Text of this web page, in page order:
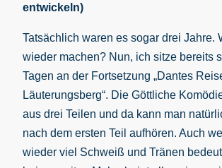
entwickeln)
Tatsächlich waren es sogar drei Jahre.
wieder machen? Nun, ich sitze bereits
Tagen an der Fortsetzung „Dantes
Läuterungsberg“. Die Göttliche
aus drei Teilen und da kann man
nach dem ersten Teil aufhören. Auch
wieder viel Schweiß und Tränen